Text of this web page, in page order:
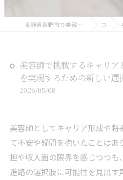
長野県長野市で美容師の求人ならTHE SCISSORS HANDS NAGANO コラム
美容師で挑戦するキャリア
を実現するための新しい選
2026/05/08
美容師としてキャリア形成や将
て不安や疑問を抱いたことはあ
担や収入面の限界を感じつつも
進路の選択肢に可能性を見出す